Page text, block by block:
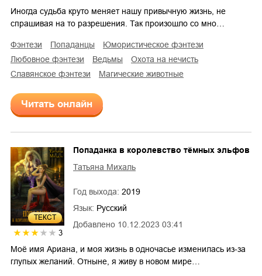
Иногда судьба круто меняет нашу привычную жизнь, не
спрашивая на то разрешения. Так произошло со мно…
фэнтези попаданцы
юмористическое фэнтези
любовное фэнтези
ведьмы
охота на нечисть
славянское фэнтези
магические животные
Читать онлайн
ТЕКСТ
3
Добавлено 10.12.2023 03:41
Попаданка в королевство тёмных эльфов
Татьяна Михаль
Год выхода: 2019
Язык: Русский
Моё имя Ариана, и моя жизнь в одночасье изменилась из-за
глупых желаний. Отныне, я живу в новом мире…